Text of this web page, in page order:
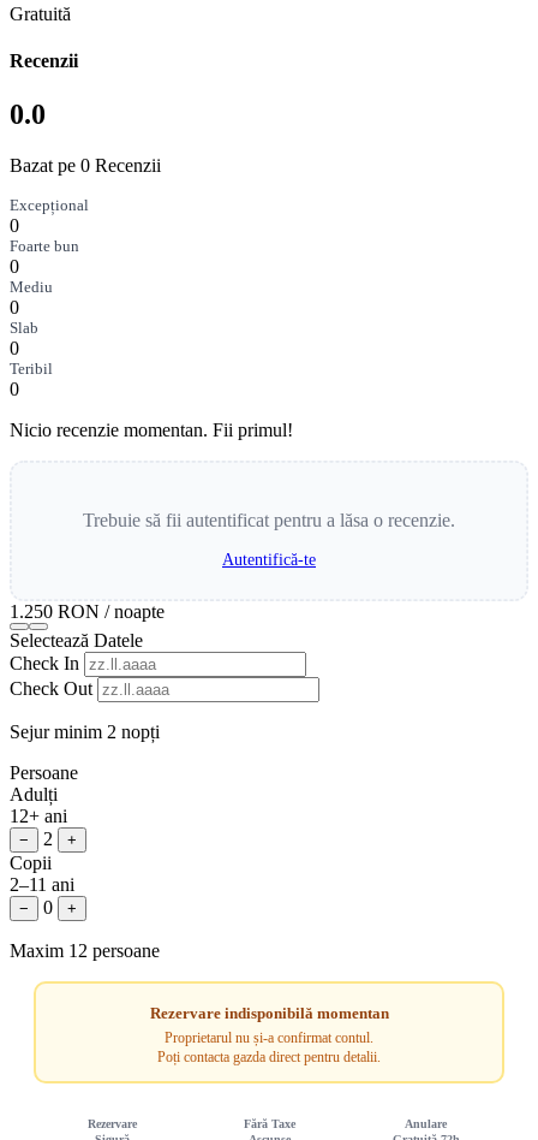
Gratuită
Recenzii
0.0
Bazat pe 0 Recenzii
Excepțional
0
Foarte bun
0
Mediu
0
Slab
0
Teribil
0
Nicio recenzie momentan. Fii primul!
Trebuie să fii autentificat pentru a lăsa o recenzie.
Autentifică-te
1.250 RON / noapte
Selectează Datele
Check In
Check Out
Sejur minim 2 nopți
Persoane
Adulți
12+ ani
− 2 +
Copii
2–11 ani
− 0 +
Maxim 12 persoane
Rezervare indisponibilă momentan
Proprietarul nu și-a confirmat contul.
Poți contacta gazda direct pentru detalii.
Rezervare
Fără Taxe
Anulare